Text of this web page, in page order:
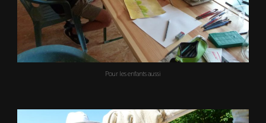
Pour les enfants aussi